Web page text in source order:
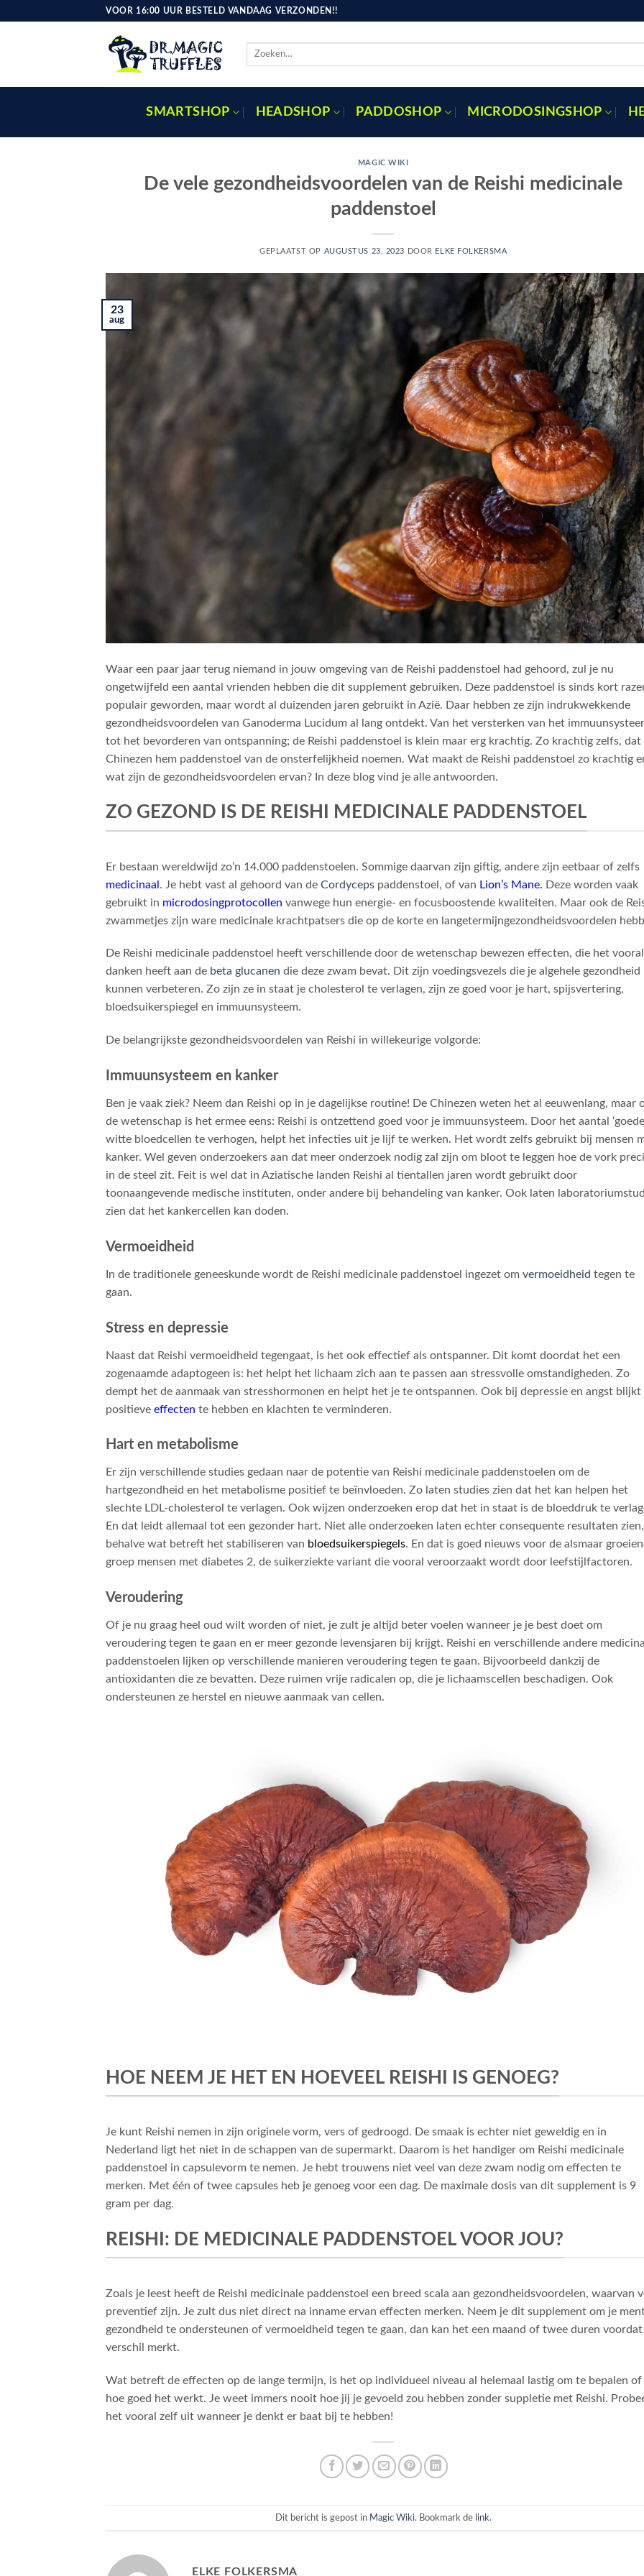
VOOR 16:00 UUR BESTELD VANDAAG VERZONDEN!!
Zoeken
SMARTSHOP HEADSHOP PADDOSHOP MICRODOSINGSHOP
MAGIC WIKI
De vele gezondheidsvoordelen van de Reishi medicinale
paddenstoel
GEPLAATST OP AUGUSTUS 23, 2023 DOOR ELKE FOLKERSMA
23
aug
Waar een paar jaar terug niemand in jouw omgeving van de Reishi paddenstoel had gehoord, zul je nu
ongetwijfeld een aantal vrienden hebben die dit supplement gebruiken. Deze paddenstoel is sinds kort
populair geworden, maar wordt al duizenden jaren gebruikt in Azië. Daar hebben ze zijn indrukwekkende
gezondheidsvoordelen van Ganoderma Lucidum al lang ontdekt. Van het versterken van het
tot het bevorderen van ontspanning; de Reishi paddenstoel is klein maar erg krachtig. Zo krachtig zelfs, dat
Chinezen hem paddenstoel van de onsterfelijkheid noemen. Wat maakt de Reishi paddenstoel zo krachtig
wat zijn de gezondheidsvoordelen ervan? In deze blog vind je alle antwoorden.
ZO GEZOND IS DE REISHI MEDICINALE PADDENSTOEL
Er bestaan wereldwijd zo’n 14.000 paddenstoelen. Sommige daarvan zijn giftig, andere zijn eetbaar of zelfs
medicinaal . Je hebt vast al gehoord van de Cordyceps paddenstoel, of van Lion’s Mane. Deze worden vaak
gebruikt in microdosingprotocollen vanwege hun energie- en focusboostende kwaliteiten. Maar ook de
zwammetjes zijn ware medicinale krachtpatsers die op de korte en langetermijngezondheidsvoordelen
De Reishi medicinale paddenstoel heeft verschillende door de wetenschap bewezen effecten, die het
danken heeft aan de beta glucanen die deze zwam bevat. Dit zijn voedingsvezels die je algehele gezondheid
kunnen verbeteren. Zo zijn ze in staat je cholesterol te verlagen, zijn ze goed voor je hart, spijsvertering,
bloedsuikerspiegel en immuunsysteem.
De belangrijkste gezondheidsvoordelen van Reishi in willekeurige volgorde:
Immuunsysteem en kanker
Ben je vaak ziek? Neem dan Reishi op in je dagelijkse routine! De Chinezen weten het al eeuwenlang, maar
de wetenschap is het ermee eens: Reishi is ontzettend goed voor je immuunsysteem. Door het aantal
witte bloedcellen te verhogen, helpt het infecties uit je lijf te werken. Het wordt zelfs gebruikt bij mensen
kanker. Wel geven onderzoekers aan dat meer onderzoek nodig zal zijn om bloot te leggen hoe de vork
in de steel zit. Feit is wel dat in Aziatische landen Reishi al tientallen jaren wordt gebruikt door
toonaangevende medische instituten, onder andere bij behandeling van kanker. Ook laten
zien dat het kankercellen kan doden.
Vermoeidheid
In de traditionele geneeskunde wordt de Reishi medicinale paddenstoel ingezet om vermoeidheid tegen te
gaan.
Stress en depressie
Naast dat Reishi vermoeidheid tegengaat, is het ook effectief als ontspanner. Dit komt doordat het een
zogenaamde adaptogeen is: het helpt het lichaam zich aan te passen aan stressvolle omstandigheden. Zo
dempt het de aanmaak van stresshormonen en helpt het je te ontspannen. Ook bij depressie en angst blijkt
positieve effecten te hebben en klachten te verminderen.
Hart en metabolisme
Er zijn verschillende studies gedaan naar de potentie van Reishi medicinale paddenstoelen om de
hartgezondheid en het metabolisme positief te beïnvloeden. Zo laten studies zien dat het kan helpen het
slechte LDL-cholesterol te verlagen. Ook wijzen onderzoeken erop dat het in staat is de bloeddruk te
En dat leidt allemaal tot een gezonder hart. Niet alle onderzoeken laten echter consequente resultaten zien,
behalve wat betreft het stabiliseren van bloedsuikerspiegels. En dat is goed nieuws voor de alsmaar
groep mensen met diabetes 2, de suikerziekte variant die vooral veroorzaakt wordt door leefstijlfactoren.
Veroudering
Of je nu graag heel oud wilt worden of niet, je zult je altijd beter voelen wanneer je je best doet om
veroudering tegen te gaan en er meer gezonde levensjaren bij krijgt. Reishi en verschillende andere
paddenstoelen lijken op verschillende manieren veroudering tegen te gaan. Bijvoorbeeld dankzij de
antioxidanten die ze bevatten. Deze ruimen vrije radicalen op, die je lichaamscellen beschadigen. Ook
ondersteunen ze herstel en nieuwe aanmaak van cellen.
HOE NEEM JE HET EN HOEVEEL REISHI IS GENOEG?
Je kunt Reishi nemen in zijn originele vorm, vers of gedroogd. De smaak is echter niet geweldig en in
Nederland ligt het niet in de schappen van de supermarkt. Daarom is het handiger om Reishi medicinale
paddenstoel in capsulevorm te nemen. Je hebt trouwens niet veel van deze zwam nodig om effecten te
merken. Met één of twee capsules heb je genoeg voor een dag. De maximale dosis van dit supplement is 9
gram per dag.
REISHI: DE MEDICINALE PADDENSTOEL VOOR JOU?
Zoals je leest heeft de Reishi medicinale paddenstoel een breed scala aan gezondheidsvoordelen, waarvan
preventief zijn. Je zult dus niet direct na inname ervan effecten merken. Neem je dit supplement om je
gezondheid te ondersteunen of vermoeidheid tegen te gaan, dan kan het een maand of twee duren
verschil merkt.
Wat betreft de effecten op de lange termijn, is het op individueel niveau al helemaal lastig om te bepalen of
hoe goed het werkt. Je weet immers nooit hoe jij je gevoeld zou hebben zonder suppletie met Reishi.
het vooral zelf uit wanneer je denkt er baat bij te hebben!
Dit bericht is gepost in Magic Wiki. Bookmark de link.
ELKE FOLKERSMA